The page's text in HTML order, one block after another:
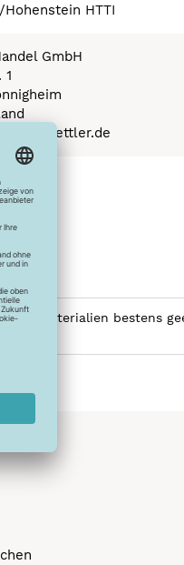
HTTI
GmbH
1
mettler.de
Materialien bestens